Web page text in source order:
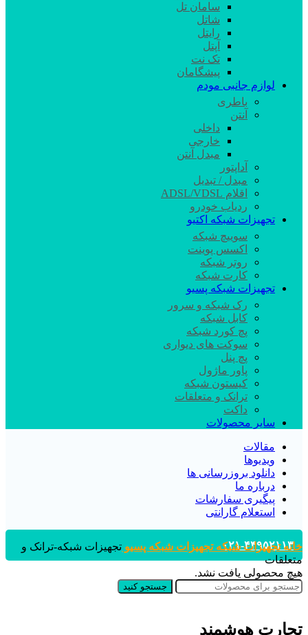
سامان تل
شاتل
رایتل
آپتل
تک نت
پیشگامان
لوازم جانبی مودم
باطری
آنتن
داخلی
خارجی
مبدل آنتن
آداپتور
مبدل / تبدیل
اقلام ADSL/VDSL
ردیاب خودرو
تجهیزات شبکه اکتیو
سوییچ شبکه
اکسس پوینت
روتر شبکه
کارت شبکه
تجهیزات شبکه پسیو
رک شبکه و سرور
کابل شبکه
پچ کورد شبکه
سوکت های دیواری
پچ پنل
پاور ماژول
کیستون شبکه
ترانک و متعلقات
داکت
سایر محصولات
مقالات
ویدیوها
دانلود بروزرسانی ها
درباره ما
پیگیری سفارشات
استعلام گارانتی
۰۲۱-۴۴۹۵۲۱۱۳
خانهتجهیزات شبکهتجهیزات شبکه پسیو تجهیزات شبکه-ترانک و
متعلقات
هیچ محصولی یافت نشد.
جستجو کنید
تجارت هوشمند